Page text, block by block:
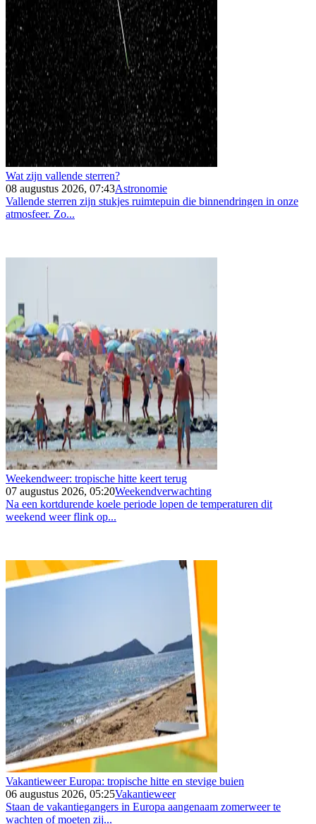
Wat zijn vallende sterren?
08 augustus 2026, 07:43Astronomie
Vallende sterren zijn stukjes ruimtepuin die binnendringen in onze
atmosfeer. Zo...
Weekendweer: tropische hitte keert terug
07 augustus 2026, 05:20Weekendverwachting
Na een kortdurende koele periode lopen de temperaturen dit
weekend weer flink op...
Vakantieweer Europa: tropische hitte en stevige buien
06 augustus 2026, 05:25Vakantieweer
Staan de vakantiegangers in Europa aangenaam zomerweer te
wachten of moeten zij...